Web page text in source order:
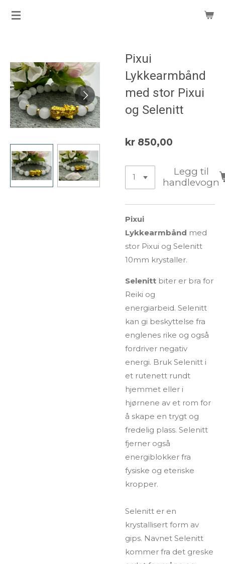
Gå
Pixui
Lykkearmbånd
med stor Pixui
og Selenitt
kr 850,00
Legg til
handlevogn
Pixui
Lykkearmbånd med
stor Pixui og Selenitt
10mm krystaller.
Selenitt biter er bra for
Reiki og
energiarbeid. Selenitt
kan gi beskyttelse fra
englenes rike og også
fordriver negativ
energi. Bruk Selenitt i
et rutenett rundt
hjemmet eller i
hjørnene av et rom for
å skape en trygt og
fredelig plass. Selenitt
fjerner også
energiblokker fra
fysiske og eteriske
kropper.
Selenitt er en
krystallisert form av
gips. Navnet Selenitt
kommer fra det greske